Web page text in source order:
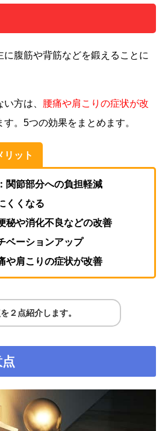
腹筋や背筋などを鍛えることに
方は、
腰痛や肩こりの症状が改
。 5つの効果をまとめます。
リット
関節部分への負担軽減
くくなる
秘や消化不良などの改善
ベーションアップ
や肩こりの症状が改善
２点紹介します。